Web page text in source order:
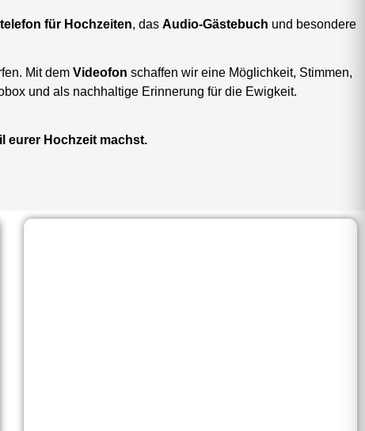
für Hochzeiten, das Audio-Gästebuch und besondere
Mit dem Videofon schaffen wir eine Möglichkeit, Stimmen,
und als nachhaltige Erinnerung für die Ewigkeit.
eurer Hochzeit machst.